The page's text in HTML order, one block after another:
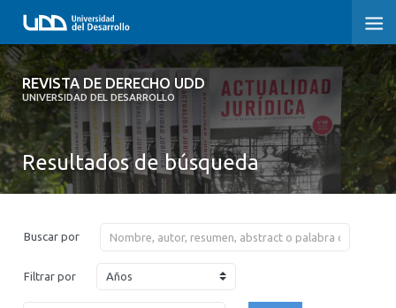
REVISTA DE DERECHO UDD
UNIVERSIDAD DEL DESARROLLO
REVISTA DE DERECHO UDD
INICIO
ACERCA DE LA REVISTA
CONVOCATORIA
CONTACTO Y SUSCRIPCIÓN
Resultados de búsqueda
Buscar por
Filtrar por Años